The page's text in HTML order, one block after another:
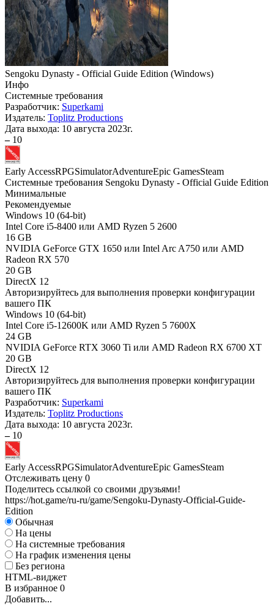
Sengoku Dynasty - Official Guide Edition (Windows)
Инфо
Системные требования
Разработчик: Superkami
Издатель: Toplitz Productions
Дата выхода: 10 августа 2023г.
– 10
Early AccessRPGSimulatorAdventureEpic GamesSteam
Системные требования Sengoku Dynasty - Official Guide Edition
Минимальные
Рекомендуемые
Windows 10 (64-bit)
Intel Core i5-8400 или AMD Ryzen 5 2600
16 GB
NVIDIA GeForce GTX 1650 или Intel Arc A750 или AMD
Radeon RX 570
20 GB
DirectX 12
Авторизируйтесь для выполнения проверки конфигурации
вашего ПК
Windows 10 (64-bit)
Intel Core i5-12600K или AMD Ryzen 5 7600X
24 GB
NVIDIA GeForce RTX 3060 Ti или AMD Radeon RX 6700 XT
20 GB
DirectX 12
Авторизируйтесь для выполнения проверки конфигурации
вашего ПК
Разработчик: Superkami
Издатель: Toplitz Productions
Дата выхода: 10 августа 2023г.
– 10
Early AccessRPGSimulatorAdventureEpic GamesSteam
Отслеживать цену 0
Поделитесь ссылкой со своими друзьями!
https://hot.game/ru-ru/game/Sengoku-Dynasty-Official-Guide-
Edition
Обычная
На цены
На системные требования
На график изменения цены
Без региона
HTML-виджет
В избранное 0
Добавить...